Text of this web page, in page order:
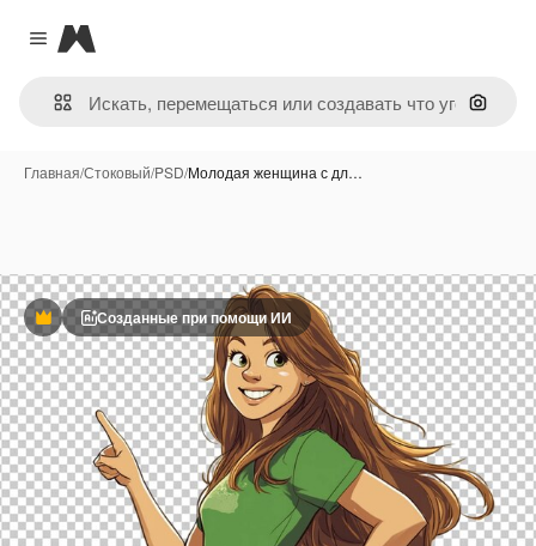
Close menu
Magnific
Поиск
Главная/Стоковый/PSD/Молодая женщина с дл…
ПремиумСозданные при помощи ИИ